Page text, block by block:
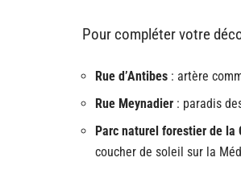
Pour compléter votre
Rue d’Antibes : artère
Rue Meynadier : paradis
Parc naturel forestier de la
coucher de soleil sur la